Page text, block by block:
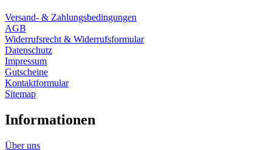
Versand- & Zahlungsbedingungen
AGB
Widerrufsrecht & Widerrufsformular
Datenschutz
Impressum
Gutscheine
Kontaktformular
Sitemap
Informationen
Über uns